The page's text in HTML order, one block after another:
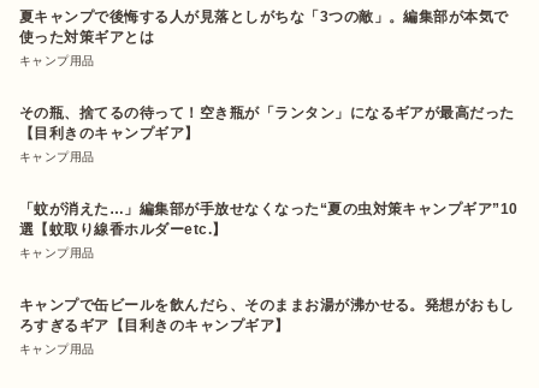
夏キャンプで後悔する人が見落としがちな「3つの敵」。編集部が本気で
使った対策ギアとは
キャンプ用品
その瓶、捨てるの待って！空き瓶が「ランタン」になるギアが最高だった
【目利きのキャンプギア】
キャンプ用品
「蚊が消えた…」編集部が手放せなくなった“夏の虫対策キャンプギア”10
選【蚊取り線香ホルダーetc.】
キャンプ用品
キャンプで缶ビールを飲んだら、そのままお湯が沸かせる。発想がおもし
ろすぎるギア【目利きのキャンプギア】
キャンプ用品